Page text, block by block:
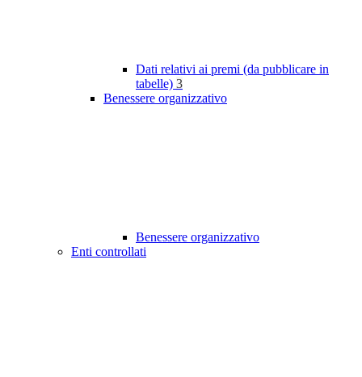
Dati relativi ai premi (da pubblicare in
tabelle) 3
Benessere organizzativo
Benessere organizzativo
Enti controllati